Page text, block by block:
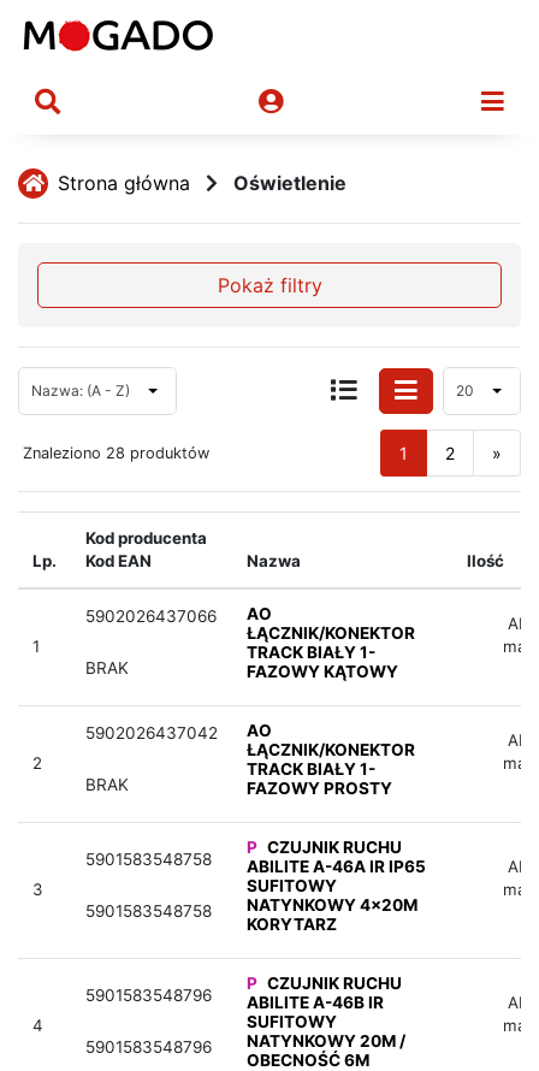
Strona główna Oświetlenie
Pokaż filtry
Nazwa: (A - Z) 20
Znaleziono 28 produktów 1 2 »
Lp.
Kod producenta
Kod EAN
Nazwa Ilość
1
5902026437066
BRAK
AO
ŁĄCZNIK/KONEKTOR
TRACK BIAŁY 1-
FAZOWY KĄTOWY
2
5902026437042
BRAK
AO
ŁĄCZNIK/KONEKTOR
TRACK BIAŁY 1-
FAZOWY PROSTY
3
5901583548758
5901583548758
P CZUJNIK RUCHU
ABILITE A-46A IR IP65
SUFITOWY
NATYNKOWY 4x20M
KORYTARZ
4
5901583548796
5901583548796
P CZUJNIK RUCHU
ABILITE A-46B IR
SUFITOWY
NATYNKOWY 20M /
OBECNOŚĆ 6M